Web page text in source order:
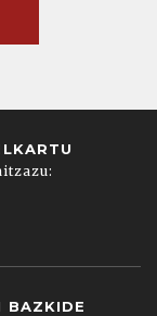
BAZKIDE